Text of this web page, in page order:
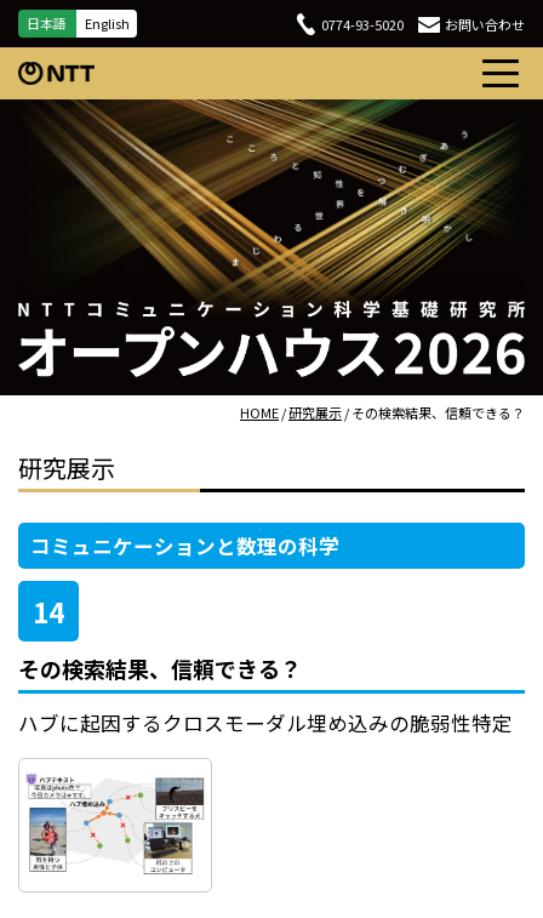
日本語 English 0774-93-5020 お問い合わせ
HOME/研究展示/ その検索結果、信頼できる？
研究展示
コミュニケーションと数理の科学
14
その検索結果、信頼できる？
ハブに起因するクロスモーダル埋め込みの脆弱性特定